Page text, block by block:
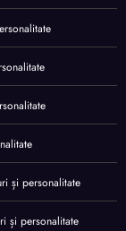
și personalitate
și personalitate